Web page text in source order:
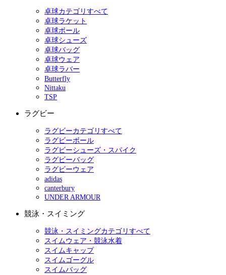
卓球カテゴリすべて
卓球ラケット
卓球ボール
卓球シューズ
卓球バッグ
卓球ウェア
卓球ラバー
Butterfly
Nittaku
TSP
ラグビー
ラグビーカテゴリすべて
ラグビーボール
ラグビーシューズ・スパイク
ラグビーバッグ
ラグビーウェア
adidas
canterbury
UNDER ARMOUR
競泳・スイミング
競泳・スイミングカテゴリすべて
スイムウェア・競泳水着
スイムキャップ
スイムゴーグル
スイムバッグ